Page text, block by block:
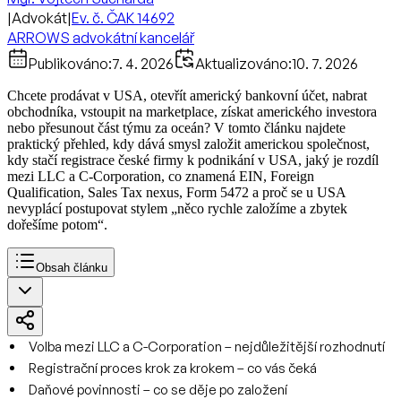
|Advokát|Ev. č. ČAK 14692
ARROWS advokátní kancelář
Publikováno:7. 4. 2026 Aktualizováno:10. 7. 2026
Chcete prodávat v USA, otevřít americký bankovní účet, nabrat
obchodníka, vstoupit na marketplace, získat amerického investora
nebo přesunout část týmu za oceán? V tomto článku najdete
praktický přehled, kdy dává smysl založit americkou společnost,
kdy stačí registrace české firmy k podnikání v USA, jaký je rozdíl
mezi LLC a C-Corporation, co znamená EIN, Foreign
Qualification, Sales Tax nexus, Form 5472 a proč se u USA
nevyplácí postupovat stylem „něco rychle založíme a zbytek
dořešíme potom“.
Obsah článku
Volba mezi LLC a C-Corporation – nejdůležitější rozhodnutí
Registrační proces krok za krokem – co vás čeká
Daňové povinnosti – co se děje po založení